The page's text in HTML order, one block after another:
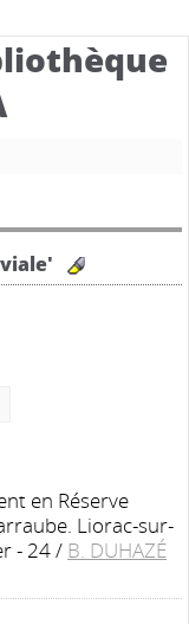
en Réserve
Liorac-sur-
- 24/ B. DUHAZÉ